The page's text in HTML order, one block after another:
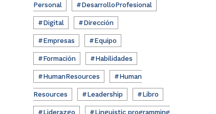
Personal #DesarrolloProfesional
#Digital #Dirección
#Empresas #Equipo
#Formación #Habilidades
#HumanResources #Human
Resources #Leadership #Libro
#Liderazgo #Linguistic programming